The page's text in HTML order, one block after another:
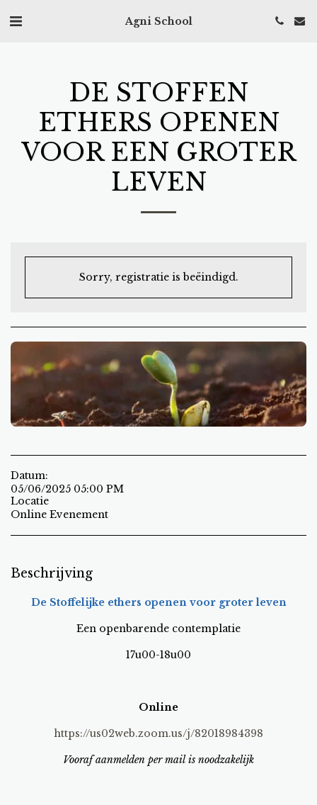
Agni School
DE STOFFEN
ETHERS OPENEN
VOOR EEN GROTER
LEVEN
Sorry, registratie is beëindigd.
Datum:
05/06/2025 05:00 PM
Locatie
Online Evenement
Beschrijving
De Stoffelijke ethers openen voor groter leven
Een openbarende contemplatie
17u00-18u00
Online
https://us02web.zoom.us/j/82018984398
Vooraf aanmelden per mail is noodzakelijk